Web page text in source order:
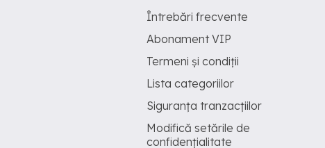
Întrebări frecvente
Abonament VIP
Termeni și condiții
Lista categoriilor
Siguranța tranzacțiilor
Modifică setările de
confidențialitate